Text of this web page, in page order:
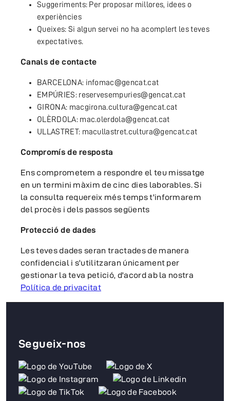
Suggeriments: Per proposar millores, idees o
experiències
Queixes: Si algun servei no ha acomplert les teves
expectatives.
Canals de contacte
BARCELONA: infomac@gencat.cat
EMPÚRIES: reservesempuries@gencat.cat
GIRONA: macgirona.cultura@gencat.cat
OLÈRDOLA: mac.olerdola@gencat.cat
ULLASTRET: macullastret.cultura@gencat.cat
Compromís de resposta
Ens comprometem a respondre el teu missatge
en un termini màxim de cinc dies laborables. Si
la consulta requereix més temps t'informarem
del procès i dels passos següents
Protecció de dades
Les teves dades seran tractades de manera
confidencial i s'utilitzaran únicament per
gestionar la teva petició, d'acord ab la nostra
Política de privacitat
Segueix-nos